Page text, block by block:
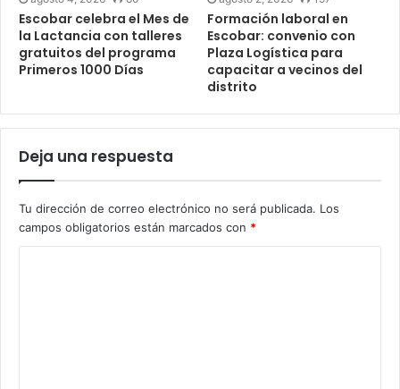
Escobar celebra el Mes de
la Lactancia con talleres
gratuitos del programa
Primeros 1000 Días
Formación laboral en
Escobar: convenio con
Plaza Logística para
capacitar a vecinos del
distrito
Deja una respuesta
Tu dirección de correo electrónico no será publicada. Los
campos obligatorios están marcados con *